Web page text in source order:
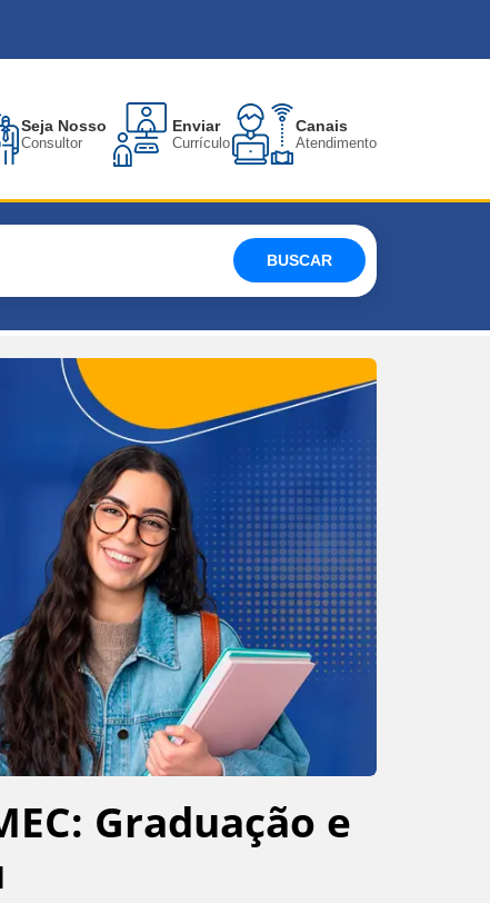
Seja Nosso
Consultor
Enviar
Currículo
Canais
Atendimento
BUSCAR
Graduação e